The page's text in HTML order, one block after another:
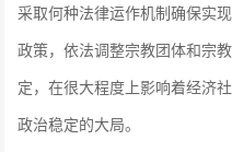
采取何种法律运作机制确保实
政策，依法调整宗教团体和宗
定，在很大程度上影响着经济
政治稳定的大局。